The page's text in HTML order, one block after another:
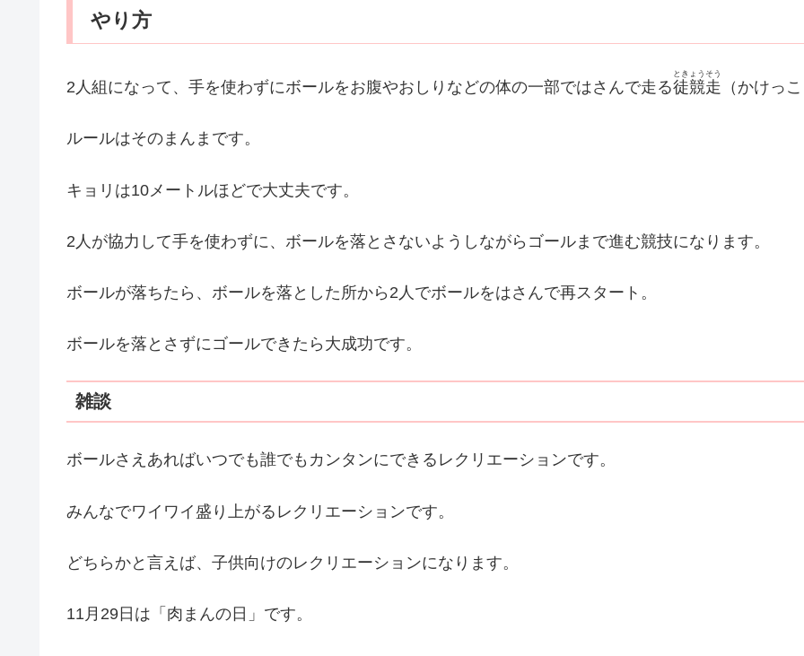
やり方
2人組になって、手を使わずにボールをお腹やおしりなどの体の一部ではさんで走る徒競走
ときょうそう
（かけっ
ルールはそのまんまです。
キョリは10メートルほどで大丈夫です。
2人が協力して手を使わずに、ボールを落とさないようしながらゴールまで進む競技になります。
ボールが落ちたら、ボールを落とした所から2人でボールをはさんで再スタート。
ボールを落とさずにゴールできたら大成功です。
雑談
ボールさえあればいつでも誰でもカンタンにできるレクリエーションです。
みんなでワイワイ盛り上がるレクリエーションです。
どちらかと言えば、子供向けのレクリエーションになります。
11月29日は「肉まんの日」です。